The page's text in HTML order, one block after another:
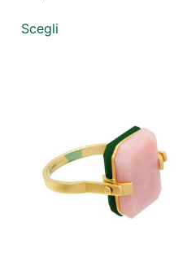
Scegli